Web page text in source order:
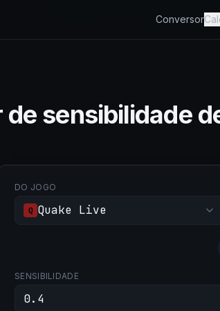
Conversor
sensibilidade
DO JOGO
Q Quake Live
SENSIBILIDADE